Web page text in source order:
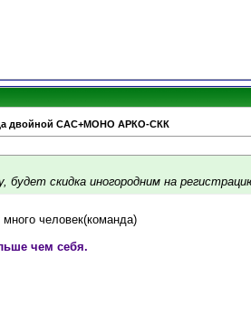
двойной САС+МОНО АРКО-СКК
будет скидка иногородним на
человек(команда)
чем себя.